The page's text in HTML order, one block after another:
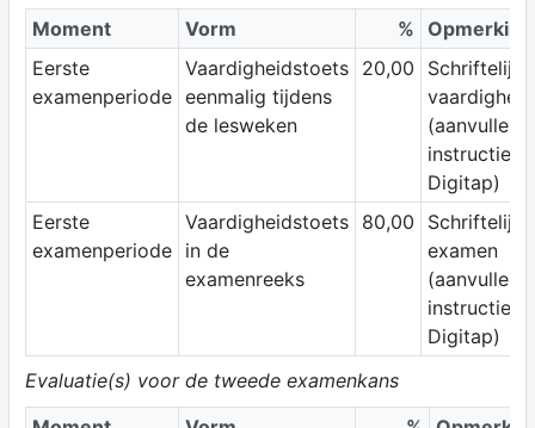
Moment
Vorm % Opmerking
Eerste
examenperiode
Vaardigheidstoets
eenmalig tijdens
de lesweken
20,00
Schriftelijke
instructies
Digitap)
Eerste
examenperiode
Vaardigheidstoets
in de
examenreeks
80,00
Schriftelijk
examen
instructies
Digitap)
Evaluatie(s) voor de tweede examenkans